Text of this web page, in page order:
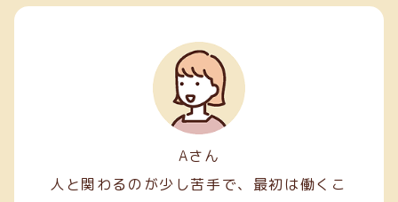
Aさん
人と関わるのが少し苦手で、最初は働くこ